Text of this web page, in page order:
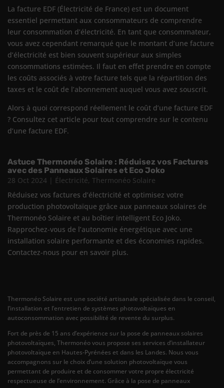
La facture EDF (Électricité de France) est un document
essentiel permettant aux consommateurs de comprendre
leur consommation d’électricité. En tant que consommateur,
vous avez cependant remarqué que le montant d’une facture
d’électricité est bien souvent supérieur aux simples
consommations estimées. Il faut en effet prendre en compte
les coûts associés à votre facture tels que la répartition des
taxes et le coût de l’abonnement auquel vous avez souscrit.
Alors à quoi correspond réellement le coût d’une facture EDF
? Consultez cet article pour tout comprendre sur le contenu
d’une facture EDF.
Astuce Thermonéo Solaire : Réduisez vos Factures
avec des Panneaux Solaires et Eco Joko
28 Oct 2024 | Électricité, Thermonéo Solaire
Réduisez vos factures d’électricité et optimisez votre
production photovoltaïque grâce aux panneaux solaires de
Thermonéo Solaire et au boîtier intelligent Eco Joko.
Rapprochez-vous de l’autonomie énergétique avec une
installation solaire performante et des économies rapides.
Contactez-nous pour en savoir plus.
Thermonéo Solaire est une société artisanale spécialisée dans le conseil,
l’installation et l’entretien de systèmes photovoltaïques en
autoconsommation avec possibilité de revente du surplus.
Fort de près de 15 ans d’expérience sur la pose de panneaux solaires
photovoltaïques, Thermonéo vous propose ses services d’installateur
photovoltaïque en Hautes-Pyrénées et dans les Landes. Nous vous
accompagnons sur le choix d’une solution photovoltaïque vous
permettant de produire et de consommer votre propre électricité
respectueuse de l’environnement. Grâce à la pose de panneaux